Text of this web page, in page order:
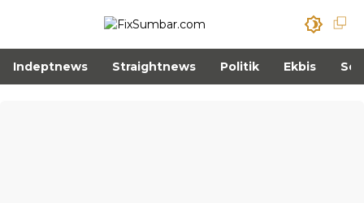
Indeptnews Straightnews Politik Ekbis